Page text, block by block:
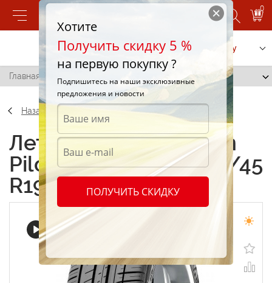
0
Позвонить Заказать услугу
Главная / Michelin Pilot Sport 3 (PS3) 235/45 R19 99W
Назад
Летние шины Michelin
Pilot Sport 3 (PS3) 235/45
R19 99W
Хотите
Получить скидку 5 %
на первую покупку ?
Подпишитесь на наши эксклюзивные
предложения и новости
ПОЛУЧИТЬ СКИДКУ